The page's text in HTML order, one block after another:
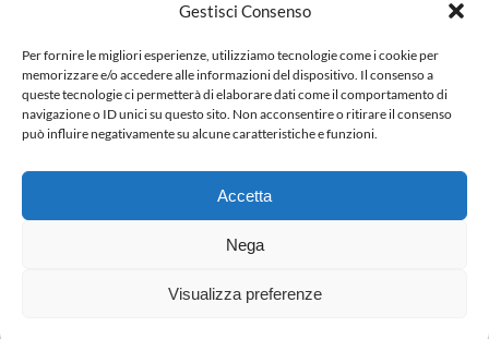
Gestisci Consenso
Per fornire le migliori esperienze, utilizziamo tecnologie come i cookie per
memorizzare e/o accedere alle informazioni del dispositivo. Il consenso a
queste tecnologie ci permetterà di elaborare dati come il comportamento di
navigazione o ID unici su questo sito. Non acconsentire o ritirare il consenso
può influire negativamente su alcune caratteristiche e funzioni.
Accetta
Nega
Visualizza preferenze